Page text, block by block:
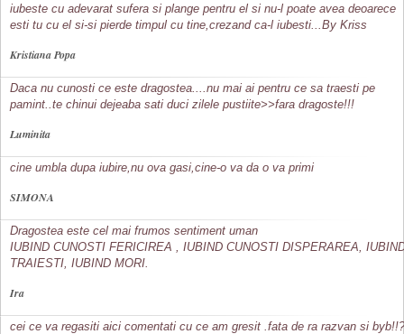
iubeste cu adevarat sufera si plange pentru el si nu-l poate avea deoarece
esti tu cu el si-si pierde timpul cu tine,crezand ca-l iubesti...By Kriss
Kristiana Popa
Daca nu cunosti ce este dragostea....nu mai ai pentru ce sa traesti pe
pamint..te chinui dejeaba sati duci zilele pustiite>>fara dragoste!!!
Luminita
cine umbla dupa iubire,nu ova gasi,cine-o va da o va primi
SIMONA
Dragostea este cel mai frumos sentiment uman
IUBIND CUNOSTI FERICIREA , IUBIND CUNOSTI DISPERAREA,
TRAIESTI, IUBIND MORI.
Ira
cei ce va regasiti aici comentati cu ce am gresit .fata de ra razvan si